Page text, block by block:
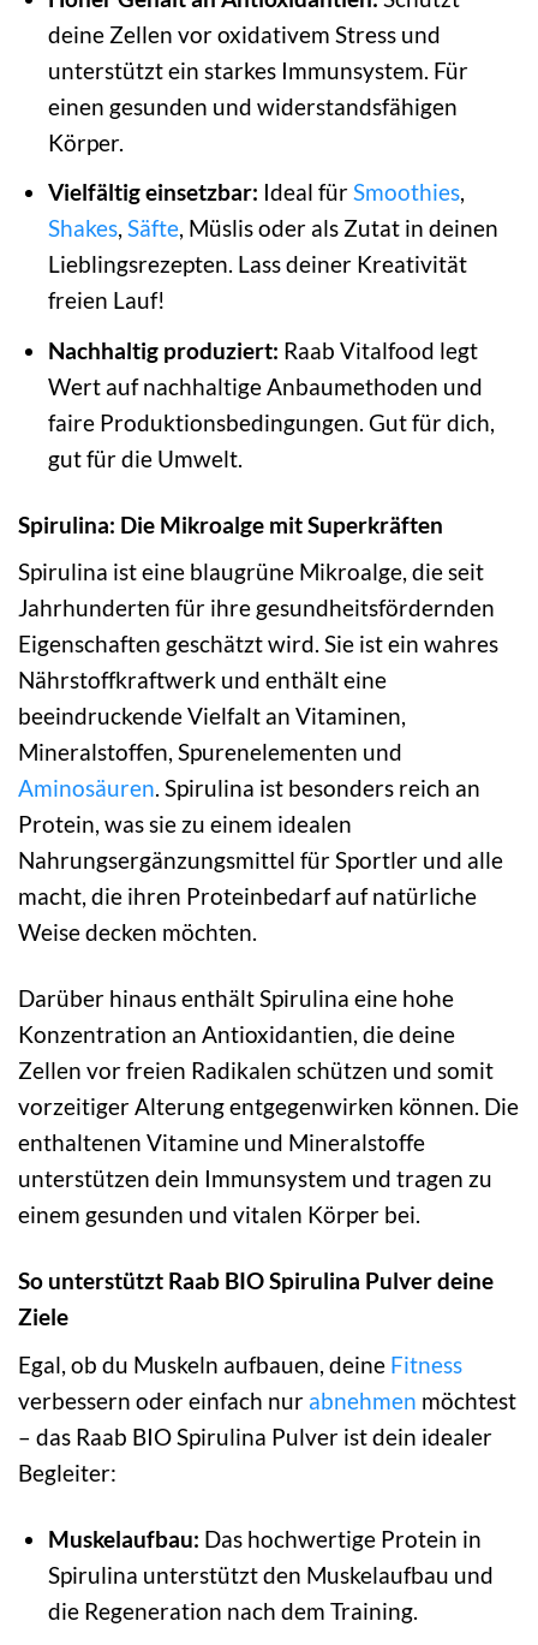
deine Zellen vor oxidativem Stress und
unterstützt ein starkes Immunsystem. Für
einen gesunden und widerstandsfähigen
Körper.
Vielfältig einsetzbar: Ideal fürSmoothies,
Shakes, Säfte, Müslis oder als Zutat in deinen
Lieblingsrezepten. Lass deiner Kreativität
freien Lauf!
Nachhaltig produziert: Raab Vitalfood legt
Wert auf nachhaltige Anbaumethoden und
faire Produktionsbedingungen. Gut für dich,
gut für die Umwelt.
Spirulina: Die Mikroalge mit Superkräften
Spirulina ist eine blaugrüne Mikroalge, die seit
Jahrhunderten für ihre gesundheitsfördernden
Eigenschaften geschätzt wird. Sie ist ein wahres
Nährstoffkraftwerk und enthält eine
beeindruckende Vielfalt an Vitaminen,
Mineralstoffen, Spurenelementen und
Aminosäuren. Spirulina ist besonders reich an
Protein, was sie zu einem idealen
Nahrungsergänzungsmittel für Sportler und alle
macht, die ihren Proteinbedarf auf natürliche
Weise decken möchten.
Darüber hinaus enthält Spirulina eine hohe
Konzentration an Antioxidantien, die deine
Zellen vor freien Radikalen schützen und somit
vorzeitiger Alterung entgegenwirken können. Die
enthaltenen Vitamine und Mineralstoffe
unterstützen dein Immunsystem und tragen zu
einem gesunden und vitalen Körper bei.
So unterstützt Raab BIO Spirulina Pulver deine
Ziele
Egal, ob du Muskeln aufbauen, deine Fitness
verbessern oder einfach nur abnehmen möchtest
– das Raab BIO Spirulina Pulver ist dein idealer
Begleiter:
Muskelaufbau: Das hochwertige Protein in
Spirulina unterstützt den Muskelaufbau und
die Regeneration nach dem Training.